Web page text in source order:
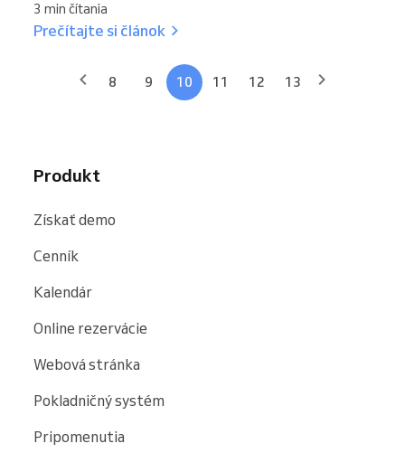
3 min čítania
Prečítajte si článok
8 9 10 11 12 13
Produkt
Získať demo
Cenník
Kalendár
Online rezervácie
Webová stránka
Pokladničný systém
Pripomenutia